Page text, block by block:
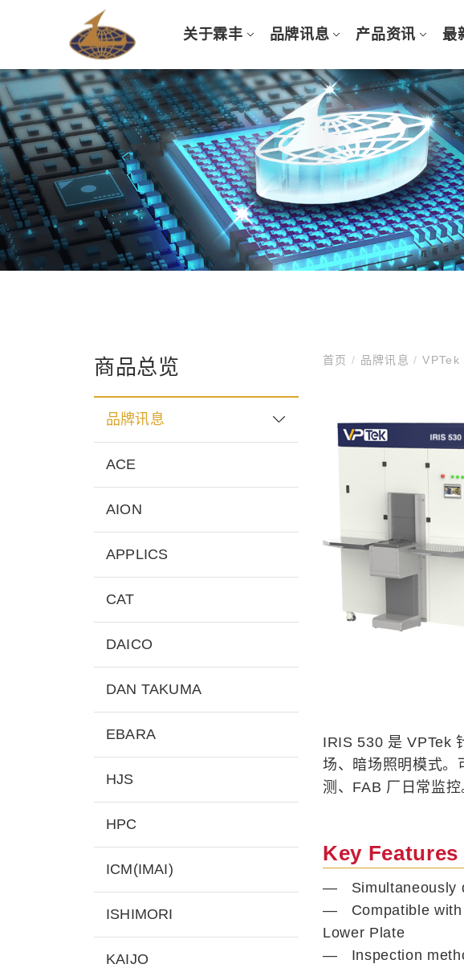
关于霖丰 品牌讯息 产品资讯 最
商品总览
品牌讯息
ACE
AION
APPLICS
CAT
DAICO
DAN TAKUMA
EBARA
HJS
HPC
ICM(IMAI)
ISHIMORI
KAIJO
首页/ 品牌讯息/ VPTek
IRIS 530 是 VPTek
场、暗场照明模式
测、FAB 厂日常监控
Key Features
— Simultaneously
— Compatible with
Lower Plate
— Inspection